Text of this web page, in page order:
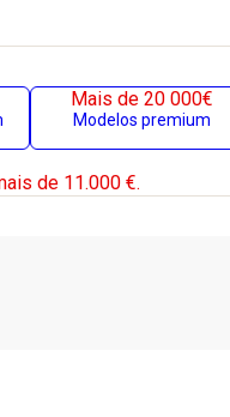
Mais de 20 000€
Modelos premium
de 11.000 €.